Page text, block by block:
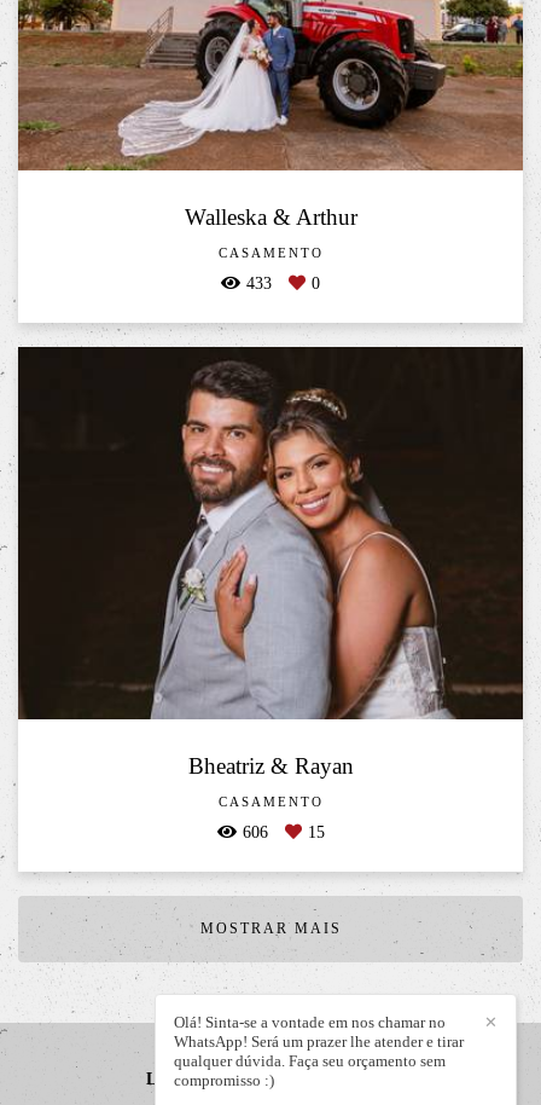
Walleska & Arthur
CASAMENTO
433 0
Bheatriz & Rayan
CASAMENTO
606 15
MOSTRAR MAIS
LIZANDRO JÚNIOR
✕
Olá! Sinta-se a vontade em nos chamar no
WhatsApp! Será um prazer lhe atender e tirar
qualquer dúvida. Faça seu orçamento sem
compromisso :)